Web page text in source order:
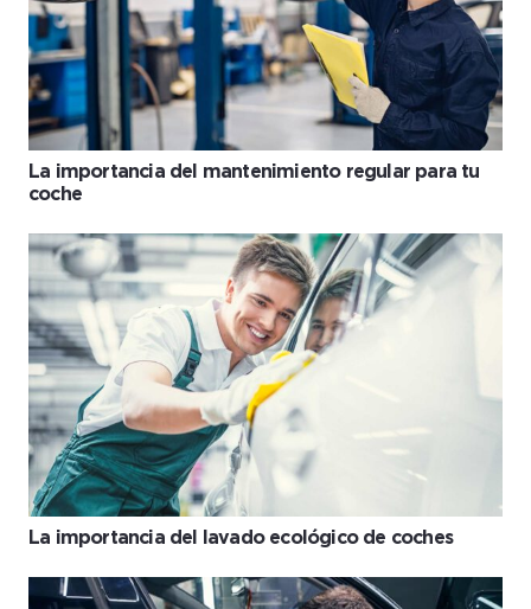
La importancia del mantenimiento regular para tu
coche
La importancia del lavado ecológico de coches